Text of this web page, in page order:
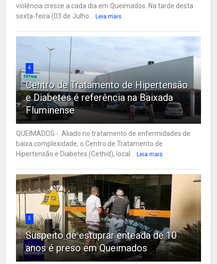
violência cresce a cada dia em Queimados. Na tarde desta
sexta-feira (03 de Julho...
Leia mais
4
Centro de Tratamento de Hipertensão
e Diabetes é referência na Baixada
Fluminense
QUEIMADOS - Aliado no tratamento de enfermidades de
baixa complexidade, o Centro de Tratamento de
Hipertensão e Diabetes (Cethid), local...
Leia mais
5
Suspeito de estuprar enteada de 10
anos é preso em Queimados